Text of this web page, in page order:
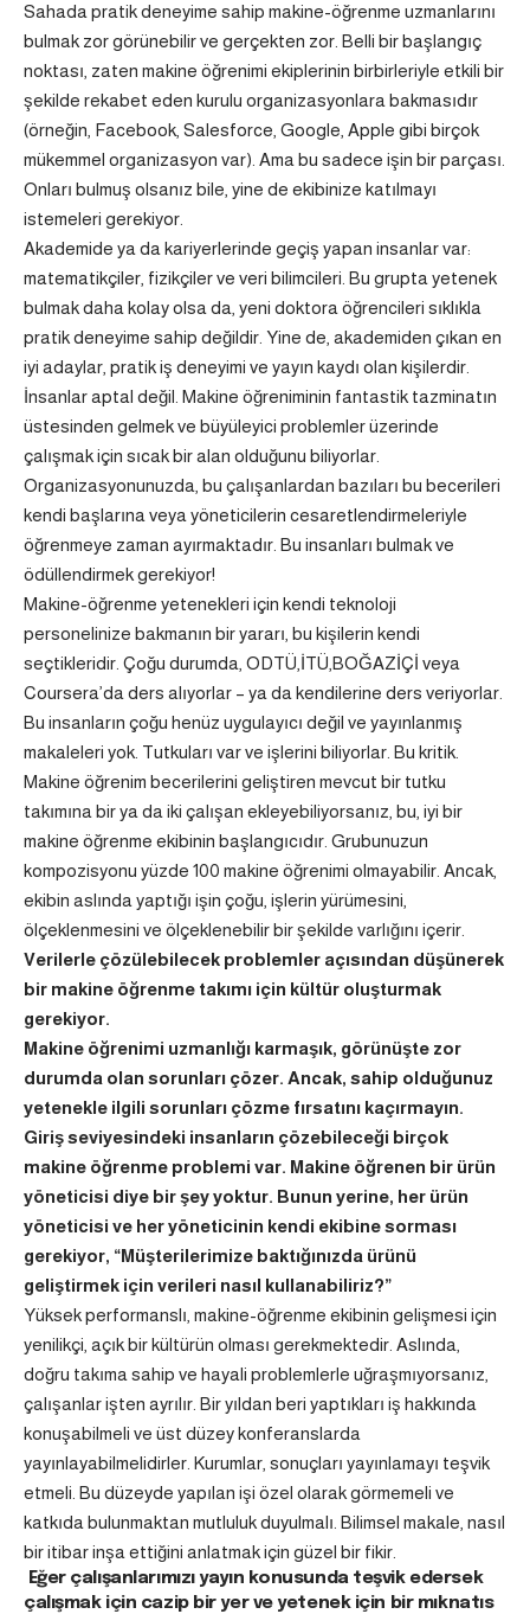
Sahada pratik deneyime sahip makine-öğrenme uzmanlarını
bulmak zor görünebilir ve gerçekten zor. Belli bir başlangıç ​​
noktası, zaten makine öğrenimi ekiplerinin birbirleriyle etkili bir
şekilde rekabet eden kurulu organizasyonlara bakmasıdır
(örneğin, Facebook, Salesforce, Google, Apple gibi birçok
mükemmel organizasyon var). Ama bu sadece işin bir parçası.
Onları bulmuş olsanız bile, yine de ekibinize katılmayı
istemeleri gerekiyor.
Akademide ya da kariyerlerinde geçiş yapan insanlar var:
matematikçiler, fizikçiler ve veri bilimcileri. Bu grupta yetenek
bulmak daha kolay olsa da, yeni doktora öğrencileri sıklıkla
pratik deneyime sahip değildir. Yine de, akademiden çıkan en
iyi adaylar, pratik iş deneyimi ve yayın kaydı olan kişilerdir.
İnsanlar aptal değil. Makine öğreniminin fantastik tazminatın
üstesinden gelmek ve büyüleyici problemler üzerinde
çalışmak için sıcak bir alan olduğunu biliyorlar.
Organizasyonunuzda, bu çalışanlardan bazıları bu becerileri
kendi başlarına veya yöneticilerin cesaretlendirmeleriyle
öğrenmeye zaman ayırmaktadır. Bu insanları bulmak ve
ödüllendirmek gerekiyor!
Makine-öğrenme yetenekleri için kendi teknoloji
personelinize bakmanın bir yararı, bu kişilerin kendi
seçtikleridir. Çoğu durumda, ODTÜ,İTÜ,BOĞAZİÇİ veya
Coursera’da ders alıyorlar – ya da kendilerine ders veriyorlar.
Bu insanların çoğu henüz uygulayıcı değil ve yayınlanmış
makaleleri yok. Tutkuları var ve işlerini biliyorlar. Bu kritik.
Makine öğrenim becerilerini geliştiren mevcut bir tutku
takımına bir ya da iki çalışan ekleyebiliyorsanız, bu, iyi bir
makine öğrenme ekibinin başlangıcıdır. Grubunuzun
kompozisyonu yüzde 100 makine öğrenimi olmayabilir. Ancak,
ekibin aslında yaptığı işin çoğu, işlerin yürümesini,
ölçeklenmesini ve ölçeklenebilir bir şekilde varlığını içerir.
Verilerle çözülebilecek problemler açısından düşünerek
bir makine öğrenme takımı için kültür oluşturmak
gerekiyor.
Makine öğrenimi uzmanlığı karmaşık, görünüşte zor
durumda olan sorunları çözer. Ancak, sahip olduğunuz
yetenekle ilgili sorunları çözme fırsatını kaçırmayın.
Giriş seviyesindeki insanların çözebileceği birçok
makine öğrenme problemi var. Makine öğrenen bir ürün
yöneticisi diye bir şey yoktur. Bunun yerine, her ürün
yöneticisi ve her yöneticinin kendi ekibine sorması
gerekiyor, “Müşterilerimize baktığınızda ürünü
geliştirmek için verileri nasıl kullanabiliriz?”
Yüksek performanslı, makine-öğrenme ekibinin gelişmesi için
yenilikçi, açık bir kültürün olması gerekmektedir. Aslında,
doğru takıma sahip ve hayali problemlerle uğraşmıyorsanız,
çalışanlar işten ayrılır. Bir yıldan beri yaptıkları iş hakkında
konuşabilmeli ve üst düzey konferanslarda
yayınlayabilmelidirler. Kurumlar, sonuçları yayınlamayı teşvik
etmeli. Bu düzeyde yapılan işi özel olarak görmemeli ve
katkıda bulunmaktan mutluluk duyulmalı. Bilimsel makale, nasıl
bir itibar inşa ettiğini anlatmak için güzel bir fikir.
Eğer çalışanlarımızı yayın konusunda teşvik edersek
çalışmak için cazip bir yer ve yetenek için bir mıknatıs